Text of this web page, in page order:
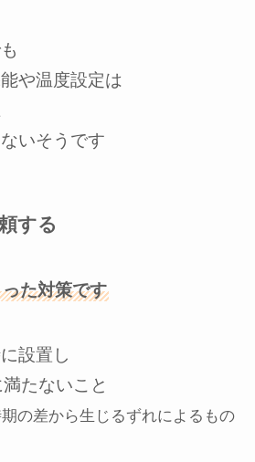
や温度設定は
いそうです
する
た対策です
設置し
たないこと
の差から生じるずれによるもの